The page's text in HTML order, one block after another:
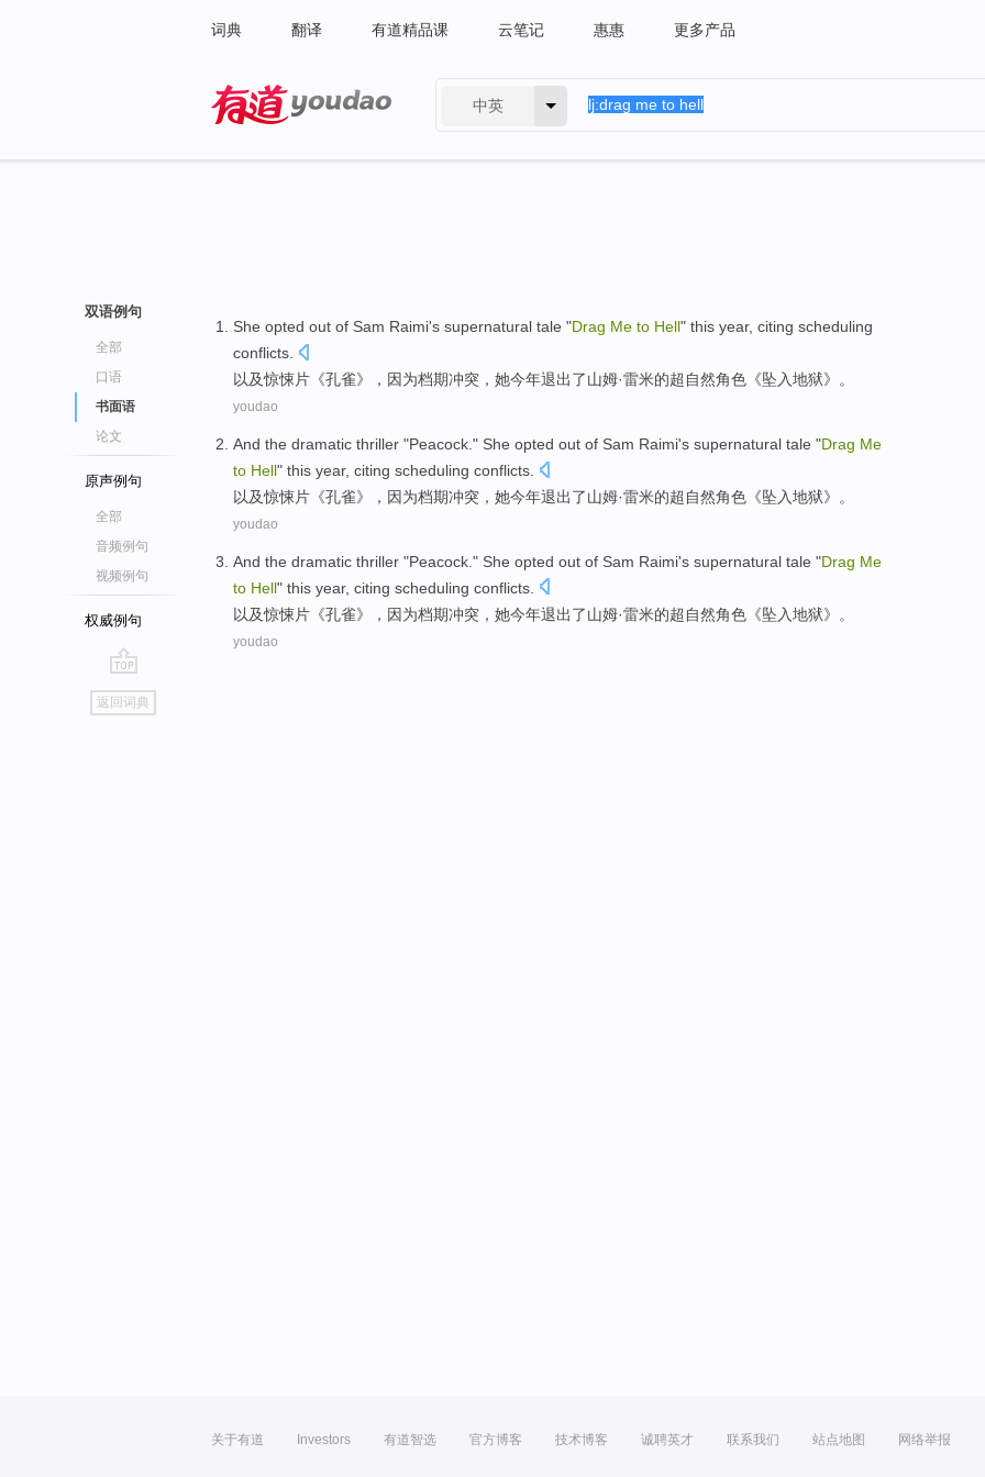
词典 翻译 有道精品课 云笔记 惠惠 更多产品
中英
双语例句
全部
口语
书面语
论文
原声例句
全部
音频例句
视频例句
权威例句
go
top
返回词典
She opted out of Sam Raimi's supernatural tale "Drag Me to Hell" this year, citing scheduling
conflicts
以及惊悚片《孔雀》，因为档期冲突， 她今年退出了山姆·雷米的超自然角色《坠入地狱》。
youdao
And the dramatic thriller "Peacock ." She opted out of Sam Raimi's supernatural tale "Drag Me
to Hell" this year, citing scheduling conflicts
以及惊悚片《孔雀》，因为档期冲突， 她今年退出了山姆·雷米的超自然角色《坠入地狱》。
youdao
And the dramatic thriller "Peacock ." She opted out of Sam Raimi's supernatural tale "Drag Me
to Hell" this year, citing scheduling conflicts
以及惊悚片《孔雀》，因为档期冲突， 她今年退出了山姆·雷米的超自然角色《坠入地狱》。
youdao
关于有道 Investors 有道智选 官方博客 技术博客 诚聘英才 联系我们 站点地图 网络举报